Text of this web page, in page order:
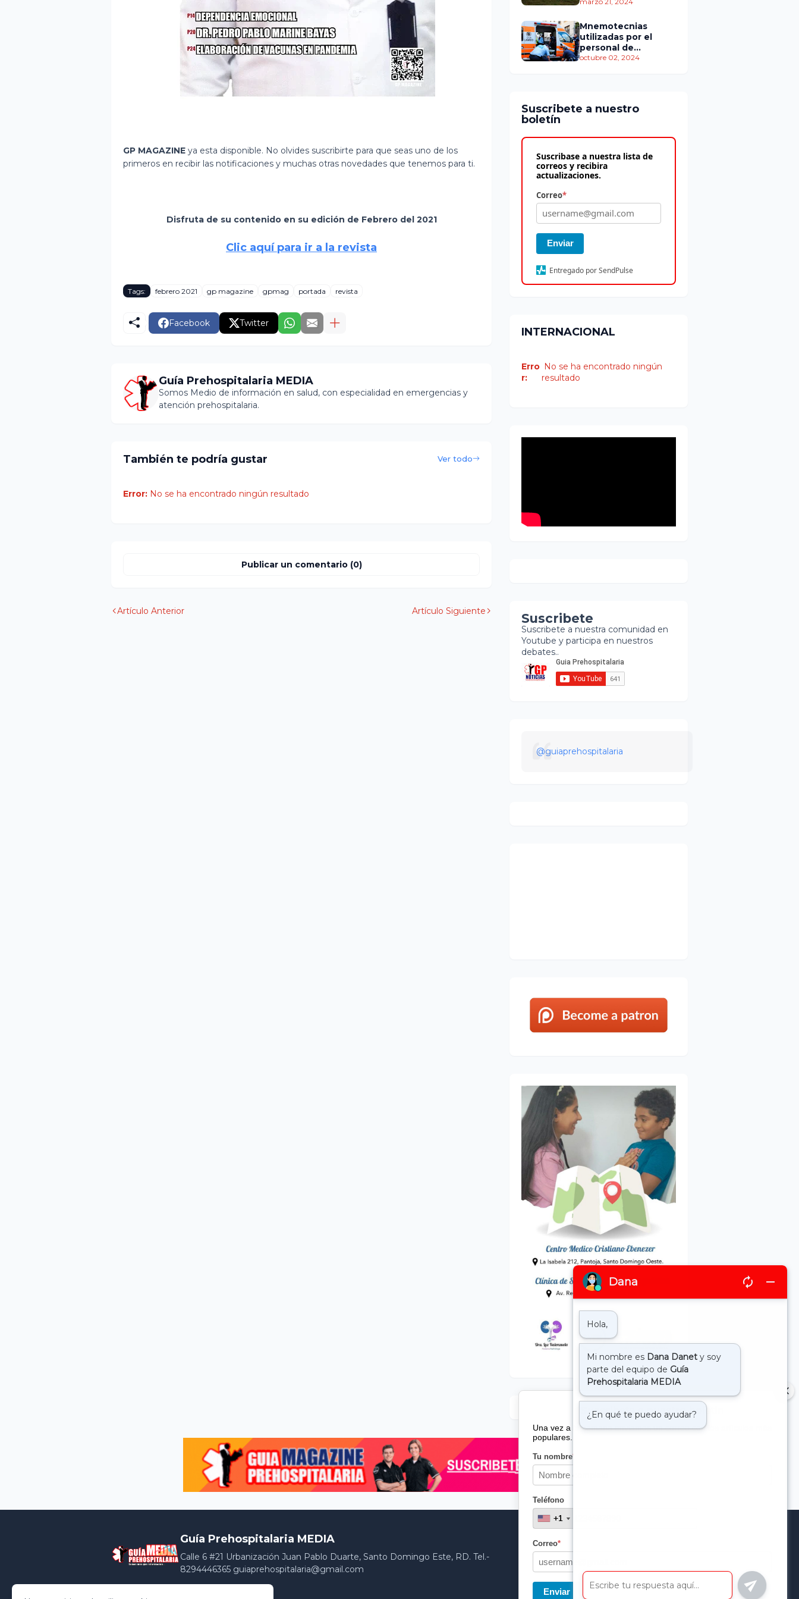
GP MAGAZINE ya esta disponible. No olvides suscribirte para que seas uno de los
primeros en recibir las notificaciones y muchas otras novedades que tenemos para ti.
Disfruta de su contenido en su edición de Febrero del 2021
Clic aquí para ir a la revista
Tags: febrero 2021 gp magazine gpmag portada revista
Facebook Twitter
Guía Prehospitalaria MEDIA
Somos Medio de información en salud, con especialidad en emergencias y
atención prehospitalaria.
También te podría gustar Ver todo
Error: No se ha encontrado ningún resultado
Publicar un comentario (0)
Artículo Anterior Artículo Siguiente
personas murieron
Mnemotecnias
utilizadas por el
personal de
atención
octubre 02, 2024
Suscribete a nuestro
boletín
Suscribase a nuestra lista de
correos y recibira
actualizaciones.
Correo*
Enviar
Entregado por SendPulse
INTERNACIONAL
Erro
r:
No se ha encontrado ningún
resultado
Suscribete
Suscribete a nuestra comunidad en
Youtube y participa en nuestros
debates..
@guiaprehospitalaria
Suscribete a nuestro boletin
Una vez a la semana enviamos un correo con los artículos más
populares.
Tu nombre*
Teléfono
+1
+1
Correo*
Enviar
Guía Prehospitalaria MEDIA
Calle 6 #21 Urbanización Juan Pablo Duarte, Santo Domingo Este, RD. Tel.-
8294446365 guiaprehospitalaria@gmail.com